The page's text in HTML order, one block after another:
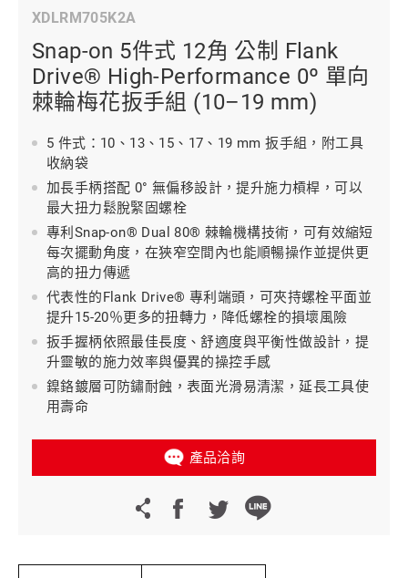
XDLRM705K2A
Snap-on 5件式 12角 公制 Flank
Drive® High-Performance 0º 單向
棘輪梅花扳手組 (10–19 mm)
5 件式：10、13、15、17、19 mm 扳手組，附工具
收納袋
加長手柄搭配 0° 無偏移設計，提升施力槓桿，可以
最大扭力鬆脫緊固螺栓
專利Snap-on® Dual 80® 棘輪機構技術，可有效縮短
每次擺動角度，在狹窄空間內也能順暢操作並提供更
高的扭力傳遞
代表性的Flank Drive® 專利端頭，可夾持螺栓平面並
提升15-20％更多的扭轉力，降低螺栓的損壞風險
扳手握柄依照最佳長度、舒適度與平衡性做設計，提
升靈敏的施力效率與優異的操控手感
鎳鉻鍍層可防鏽耐蝕，表面光滑易清潔，延長工具使
用壽命
產品洽詢